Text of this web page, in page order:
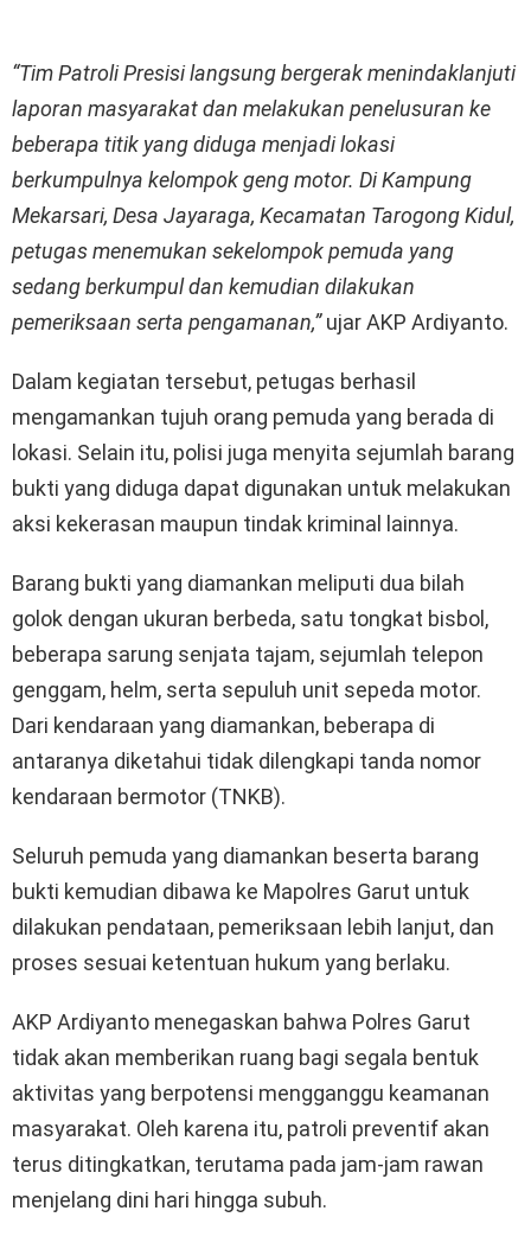
“Tim Patroli Presisi langsung bergerak menindaklanjuti
laporan masyarakat dan melakukan penelusuran ke
beberapa titik yang diduga menjadi lokasi
berkumpulnya kelompok geng motor. Di Kampung
Mekarsari, Desa Jayaraga, Kecamatan Tarogong Kidul,
petugas menemukan sekelompok pemuda yang
sedang berkumpul dan kemudian dilakukan
pemeriksaan serta pengamanan,”ujar AKP Ardiyanto.
Dalam kegiatan tersebut, petugas berhasil
mengamankan tujuh orang pemuda yang berada di
lokasi. Selain itu, polisi juga menyita sejumlah barang
bukti yang diduga dapat digunakan untuk melakukan
aksi kekerasan maupun tindak kriminal lainnya.
Barang bukti yang diamankan meliputi dua bilah
golok dengan ukuran berbeda, satu tongkat bisbol,
beberapa sarung senjata tajam, sejumlah telepon
genggam, helm, serta sepuluh unit sepeda motor.
Dari kendaraan yang diamankan, beberapa di
antaranya diketahui tidak dilengkapi tanda nomor
kendaraan bermotor (TNKB).
Seluruh pemuda yang diamankan beserta barang
bukti kemudian dibawa ke Mapolres Garut untuk
dilakukan pendataan, pemeriksaan lebih lanjut, dan
proses sesuai ketentuan hukum yang berlaku.
AKP Ardiyanto menegaskan bahwa Polres Garut
tidak akan memberikan ruang bagi segala bentuk
aktivitas yang berpotensi mengganggu keamanan
masyarakat. Oleh karena itu, patroli preventif akan
terus ditingkatkan, terutama pada jam-jam rawan
menjelang dini hari hingga subuh.